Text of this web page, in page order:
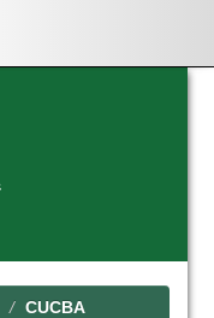
CUCBA